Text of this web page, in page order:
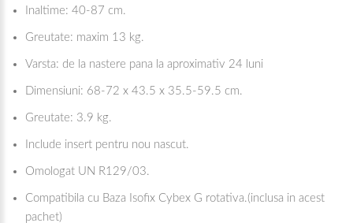
Inaltime: 40-87 cm.
Greutate: maxim 13 kg.
Varsta: de la nastere pana la aproximativ 24 luni
Dimensiuni: 68-72 x 43.5 x 35.5-59.5 cm.
Greutate: 3.9 kg.
Include insert pentru nou nascut.
Omologat UN R129/03.
Compatibila cu Baza Isofix Cybex G rotativa.(inclusa in acest
pachet)